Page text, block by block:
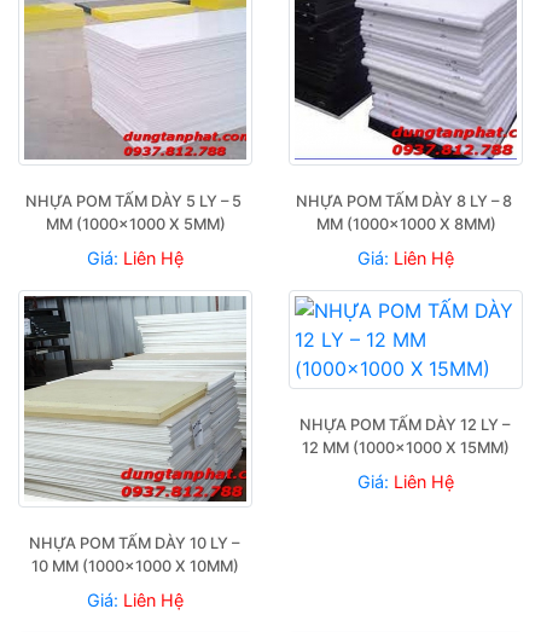
LIÊN
NHỰA POM TẤM DÀY 5 LY – 5
MM (1000×1000 X 5MM)
Giá: Liên Hệ
NHỰA POM TẤM DÀY 8 LY – 8
MM (1000×1000 X 8MM)
Giá: Liên Hệ
NHỰA POM TẤM DÀY 10 LY –
10 MM (1000×1000 X 10MM)
Giá: Liên Hệ
NHỰA POM TẤM DÀY 12 LY –
12 MM (1000×1000 X 15MM)
Giá: Liên Hệ